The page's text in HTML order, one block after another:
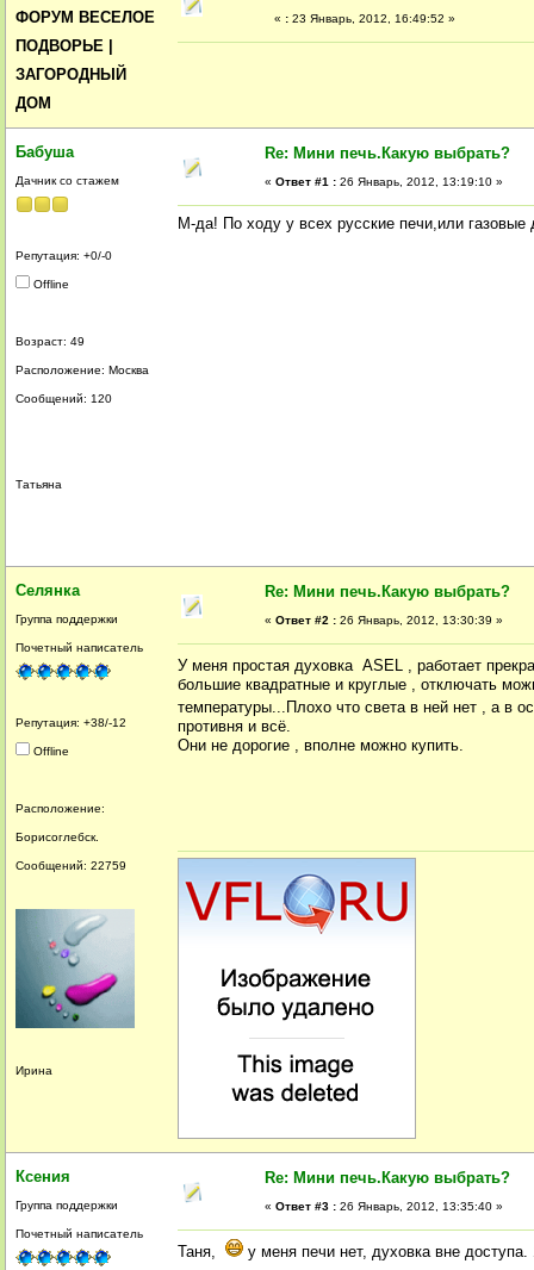
ФОРУМ ВЕСЕЛОЕ
ПОДВОРЬЕ |
ЗАГОРОДНЫЙ
ДОМ
« : 23 Январь, 2012, 16:49:52 »
Бабуша
Дачник со стажем
Репутация: +0/-0
Offline
Возраст: 49
Расположение: Москва
Сообщений: 120
Татьяна
Re: Мини печь.Какую выбрать?
« Ответ #1 : 26 Январь, 2012, 13:19:10 »
М-да! По ходу у всех русские печи,или газовые
Селянка
Группа поддержки
Почетный написатель
Репутация: +38/-12
Offline
Расположение:
Борисоглебск.
Сообщений: 22759
Ирина
Re: Мини печь.Какую выбрать?
« Ответ #2 : 26 Январь, 2012, 13:30:39 »
У меня простая духовка ASEL , работает
большие квадратные и круглые , отключать
температуры...Плохо что света в ней нет , а в
противня и всё.
Они не дорогие , вполне можно купить.
Ксения
Группа поддержки
Почетный написатель
Re: Мини печь.Какую выбрать?
« Ответ #3 : 26 Январь, 2012, 13:35:40 »
Таня,
у меня печи нет, духовка вне